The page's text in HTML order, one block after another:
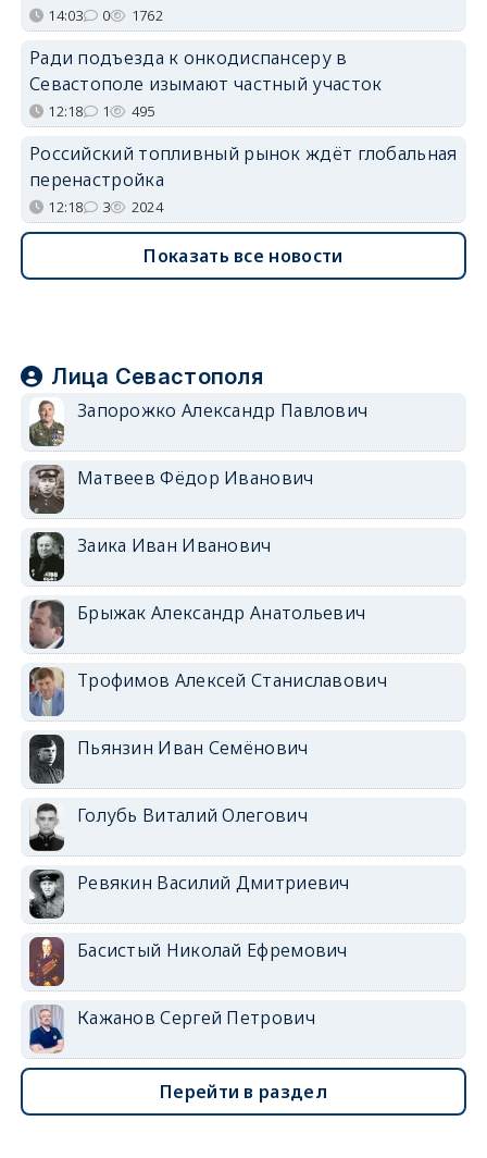
14:03 0 1762
Ради подъезда к онкодиспансеру в
Севастополе изымают частный участок
12:18 1 495
Российский топливный рынок ждёт глобальная
перенастройка
12:18 3 2024
Показать все новости
Лица Севастополя
Запорожко Александр Павлович
Матвеев Фёдор Иванович
Заика Иван Иванович
Брыжак Александр Анатольевич
Трофимов Алексей Станиславович
Пьянзин Иван Семёнович
Голубь Виталий Олегович
Ревякин Василий Дмитриевич
Басистый Николай Ефремович
Кажанов Сергей Петрович
Перейти в раздел